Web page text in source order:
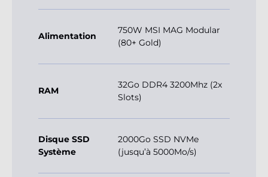
Alimentation
750W MSI MAG Modular
(80+ Gold)
RAM
32Go DDR4 3200Mhz (2x
Slots)
Disque SSD
Système
2000Go SSD NVMe
(jusqu’à 5000Mo/s)